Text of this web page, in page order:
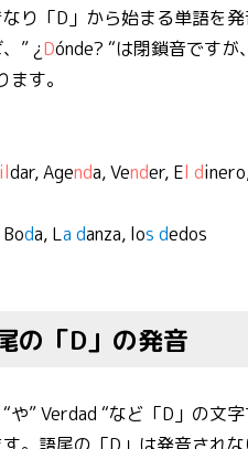
り「D」から始まる単語を
” ¿Dónde? “は閉鎖音ですが
す。
ildar, Agenda, Vender, El d
Boda, La danza, los dedos
の「D」の発音
や” Verdad “など「D」の文